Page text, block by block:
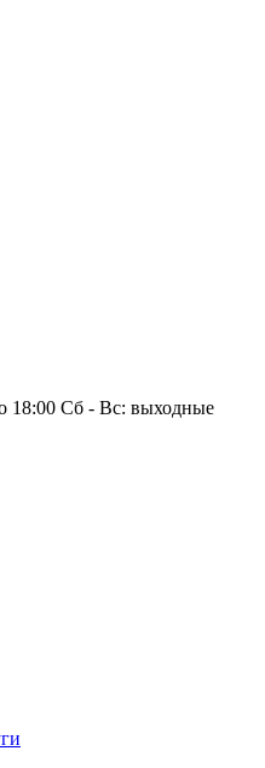
18:00 Сб - Вс: выходные